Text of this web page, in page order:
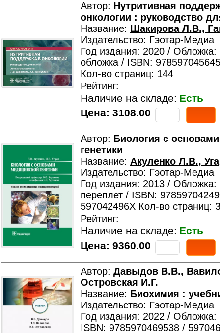
Автор: Нутритивная
онкологии : руководство
Название: Шакирова Л.В.,
Издательство: Гэотар-Медиа
Год издания: 2020 / Обложка:
обложка / ISBN:
Кол-во страниц: 144
Рейтинг:
Наличие на складе: Есть
Цена: 3108.00
Автор: Биология с
генетики
Название: Акуленко Л.В.,
Издательство: Гэотар-Медиа
Год издания: 2013 /
переплет / ISBN:
597042496X Кол-во страниц:
Рейтинг:
Наличие на складе: Есть
Цена: 9360.00
Автор: Давыдов В.В.,
Островская И.Г.
Название: Биохимия :
Издательство: Гэотар-Медиа
Год издания: 2022 / Обложка:
ISBN: 9785970469538 /